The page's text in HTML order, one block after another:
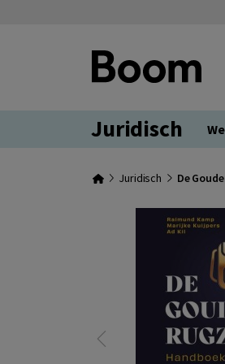
Juridisch
Juridisch De